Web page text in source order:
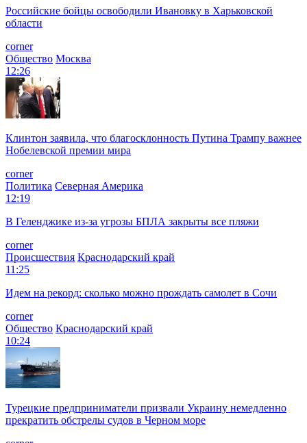
Российские бойцы освободили Ивановку в Харьковской
области
corner
Общество Москва
12:26
Клинтон заявила, что благосклонность Путина Трампу важнее
Нобелевской премии мира
corner
Политика Северная Америка
12:19
В Геленджике из-за угрозы БПЛА закрыты все пляжи
corner
Происшествия Краснодарский край
11:25
Идем на рекорд: сколько можно прождать самолет в Сочи
corner
Общество Краснодарский край
10:24
Турецкие предприниматели призвали Украину немедленно
прекратить обстрелы судов в Черном море